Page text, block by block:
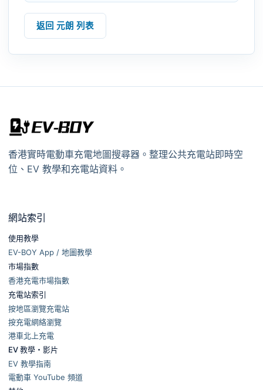
返回 元朗 列表
香港實時電動車充電地圖搜尋器。整理公共充電站即時空
位、EV 教學和充電站資料。
網站索引
使用教學
EV-BOY App / 地圖教學
市場指數
香港充電市場指數
充電站索引
按地區瀏覽充電站
按充電網絡瀏覽
港車北上充電
EV 教學・影片
EV 教學指南
電動車 YouTube 頻道